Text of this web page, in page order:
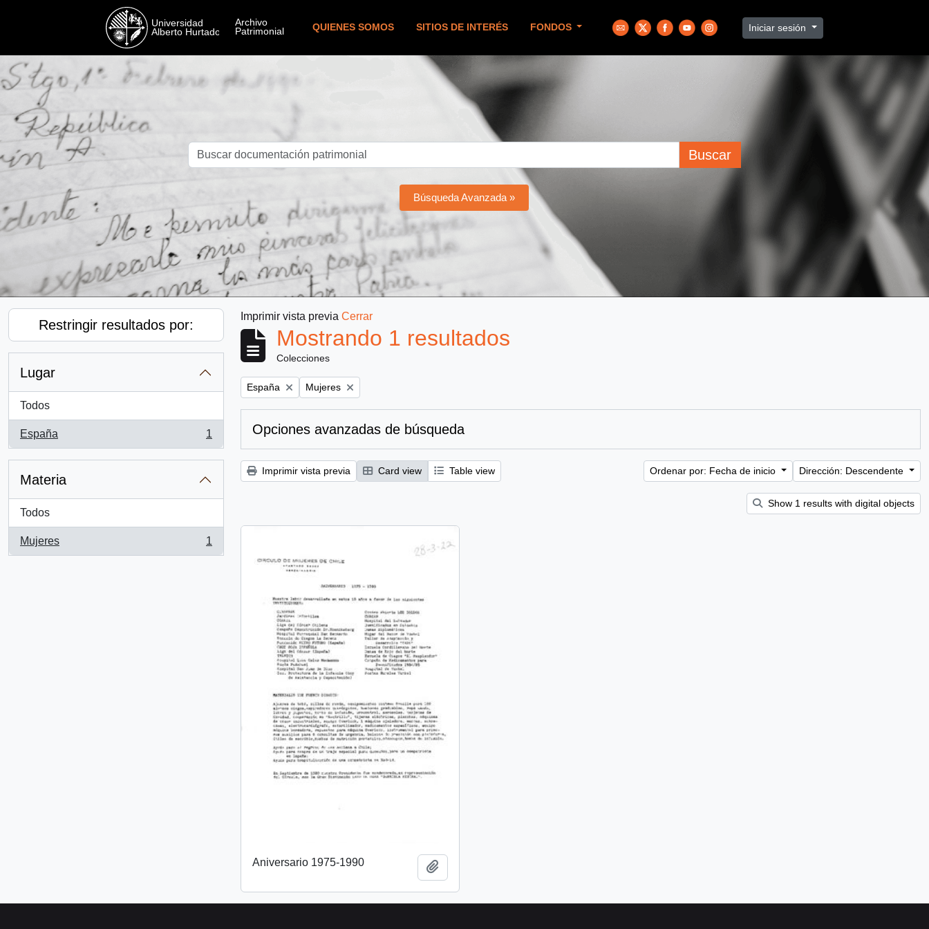
QUIENES SOMOS SITIOS DE INTERÉS FONDOS Iniciar sesión
Buscar
Búsqueda Avanzada »
Restringir resultados por:
Lugar
Todos
España
, 1 resultados
1
Materia
Todos
Mujeres
, 1 resultados
1
Imprimir vista previa Cerrar
Mostrando 1 resultados
Colecciones
Remove filter:
España Remove filter:
Mujeres
Opciones avanzadas de búsqueda
Imprimir vista previa Card view Table view Ordenar por: Fecha de inicio Dirección: Descendente
Show 1 results with digital objects
Aniversario 1975-1990